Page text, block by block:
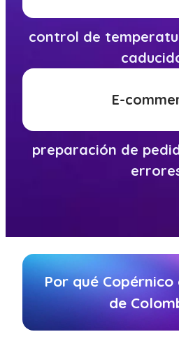
control de
E-
preparación de
Por qué Copérnico
de